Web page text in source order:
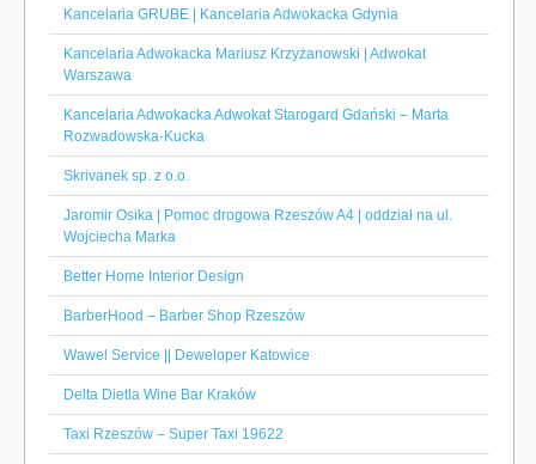
Kancelaria GRUBE | Kancelaria Adwokacka Gdynia
Kancelaria Adwokacka Mariusz Krzyżanowski | Adwokat
Warszawa
Kancelaria Adwokacka Adwokat Starogard Gdański – Marta
Rozwadowska-Kucka
Skrivanek sp. z o.o.
Jaromir Osika | Pomoc drogowa Rzeszów A4 | oddział na ul.
Wojciecha Marka
Better Home Interior Design
BarberHood – Barber Shop Rzeszów
Wawel Service || Deweloper Katowice
Delta Dietla Wine Bar Kraków
Taxi Rzeszów – Super Taxi 19622